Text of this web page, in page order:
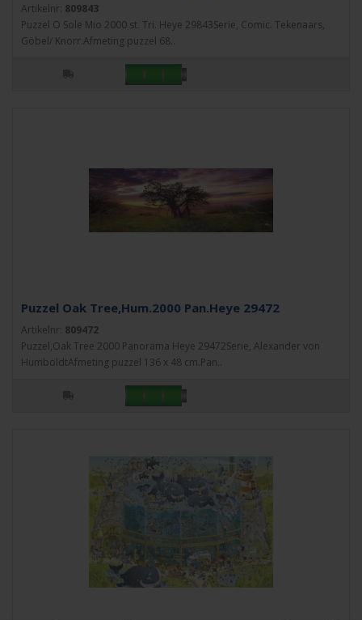
Artikelnr: 809843
Puzzel O Sole Mio 2000 st. Tri. Heye 29843Serie, Comic. Tekenaars,
Göbel/ Knorr.Afmeting puzzel 68..
Puzzel Oak Tree,Hum.2000 Pan.Heye 29472
Artikelnr: 809472
Puzzel,Oak Tree 2000 Panorama Heye 29472Serie, Alexander von
HumboldtAfmeting puzzel 136 x 48 cm.Pan..